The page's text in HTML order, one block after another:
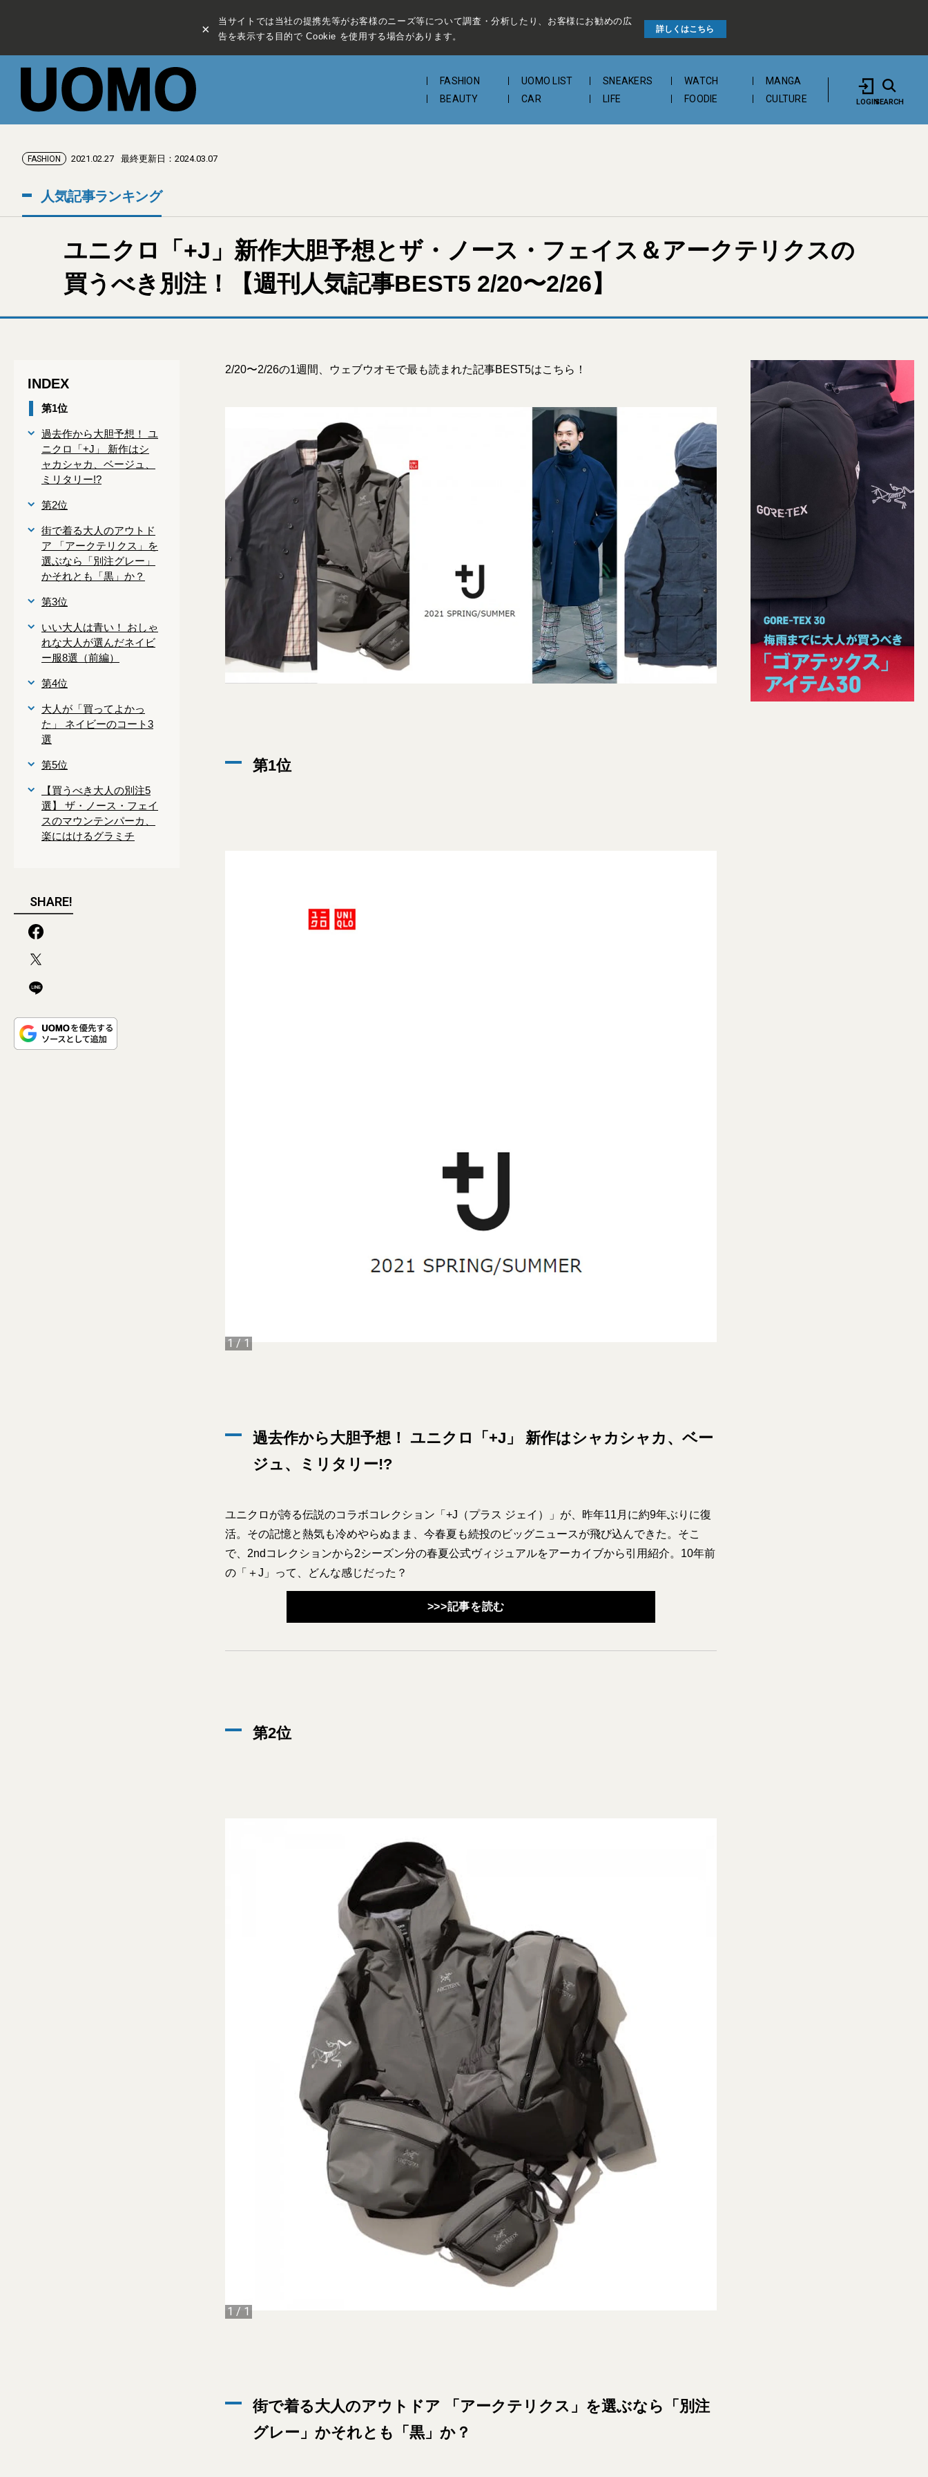
×
当サイトでは当社の提携先等がお客様のニーズ等について調査・分析したり、お客様にお勧めの広
告を表示する目的で Cookie を使用する場合があります。
詳しくはこちら
FASHION UOMO LIST SNEAKERS WATCH
MANGA
BEAUTY
CAR LIFE FOODIE CULTURE LOGINSEARCH
FASHION 2021.02.27 最終更新日：2024.03.07
人気記事ランキング
ユニクロ「+J」新作大胆予想とザ・ノース・フェイス＆アークテリクスの
買うべき別注！【週刊人気記事BEST5 2/20〜2/26】
INDEX
第1位
過去作から大胆予想！ ユ
ニクロ「+J」 新作はシ
ャカシャカ、ベージュ、
ミリタリー!?
第2位
街で着る大人のアウトド
ア 「アークテリクス」を
選ぶなら「別注グレー」
かそれとも「黒」か？
第3位
いい大人は青い！ おしゃ
れな大人が選んだネイビ
ー服8選（前編）
第4位
大人が「買ってよかっ
た」 ネイビーのコート3
選
第5位
【買うべき大人の別注5
選】 ザ・ノース・フェイ
スのマウンテンパーカ、
楽にはけるグラミチ
SHARE!
2/20〜2/26の1週間、ウェブウオモで最も読まれた記事BEST5はこちら！
第1位
1 / 1
過去作から大胆予想！ ユニクロ「+J」 新作はシャカシャカ、ベー
ジュ、ミリタリー!?
ユニクロが誇る伝説のコラボコレクション「+J（プラス ジェイ）」が、昨年11月に約9年ぶりに復
活。その記憶と熱気も冷めやらぬまま、今春夏も続投のビッグニュースが飛び込んできた。そこ
で、2ndコレクションから2シーズン分の春夏公式ヴィジュアルをアーカイブから引用紹介。10年前
の「＋J」って、どんな感じだった？
>>>記事を読む
第2位
1 / 1
街で着る大人のアウトドア 「アークテリクス」を選ぶなら「別注
グレー」かそれとも「黒」か？